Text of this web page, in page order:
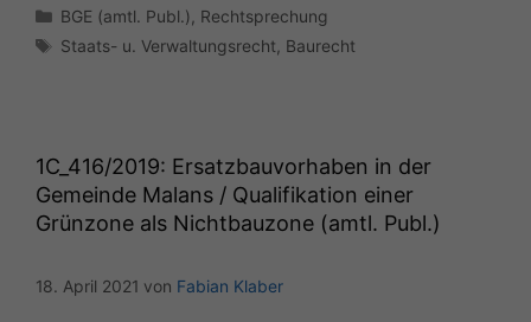
Kategorien
BGE (amtl. Publ.) Rechtsprechung
Schlagwörter
Staats- u. Verwaltungsrecht Baurecht
1C_416/2019: Ersatzbauvorhaben in der
Gemeinde Malans / Qualifikation einer
Grünzone als Nichtbauzone (amtl. Publ.)
18. April 2021 von Fabian Klaber
Einige
Funktionen auf
deaktivieren,
kann die
Website nicht
zu 100%